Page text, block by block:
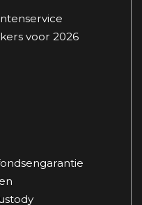
voor 2026